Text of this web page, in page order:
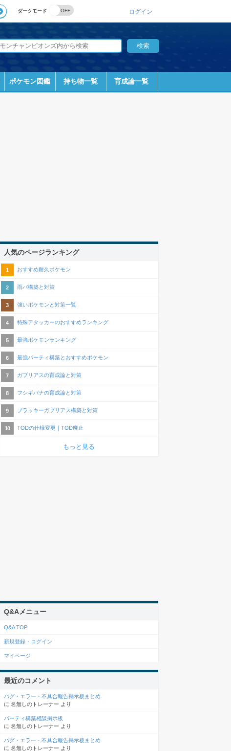
ダークモード ログイン
ポケモン図鑑 持ち物一覧 育成論一覧
人気のページランキング
おすすめ耐久ポケモン
雨パ構築と対策
強いポケモンと対策一覧
特殊アタッカーのおすすめランキング
最強ポケモンランキング
最強パーティ構築とおすすめポケモン
ガブリアスの育成論と対策
フシギバナの育成論と対策
ブラッキーガブリアス構築と対策
TODの仕様変更｜TOD廃止
もっと見る
Q&Aメニュー
Q&A TOP
新規登録・ログイン
マイページ
最近のコメント
バグ・エラー・不具合報告掲示板まとめ
に 名無しのトレーナー より
パーティ構築相談掲示板
に 名無しのトレーナー より
バグ・エラー・不具合報告掲示板まとめ
に 名無しのトレーナー より